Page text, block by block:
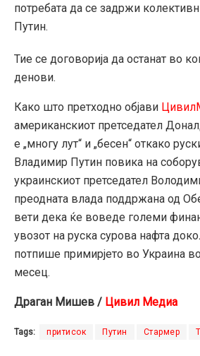
потребата да се задржи
Путин.
Тие се договорија да останат во
денови.
Како што претходно објави
американскиот претседател
е „многу лут“ и „бесен“ откако
Владимир Путин повика на
украинскиот претседател
преодната влада поддржана од
вети дека ќе воведе големи
увозот на руска сурова нафта
потпише примирјето во Украина
месец.
Драган Мишев / Цивил Медиа
Tags: притисок Путин Стармер